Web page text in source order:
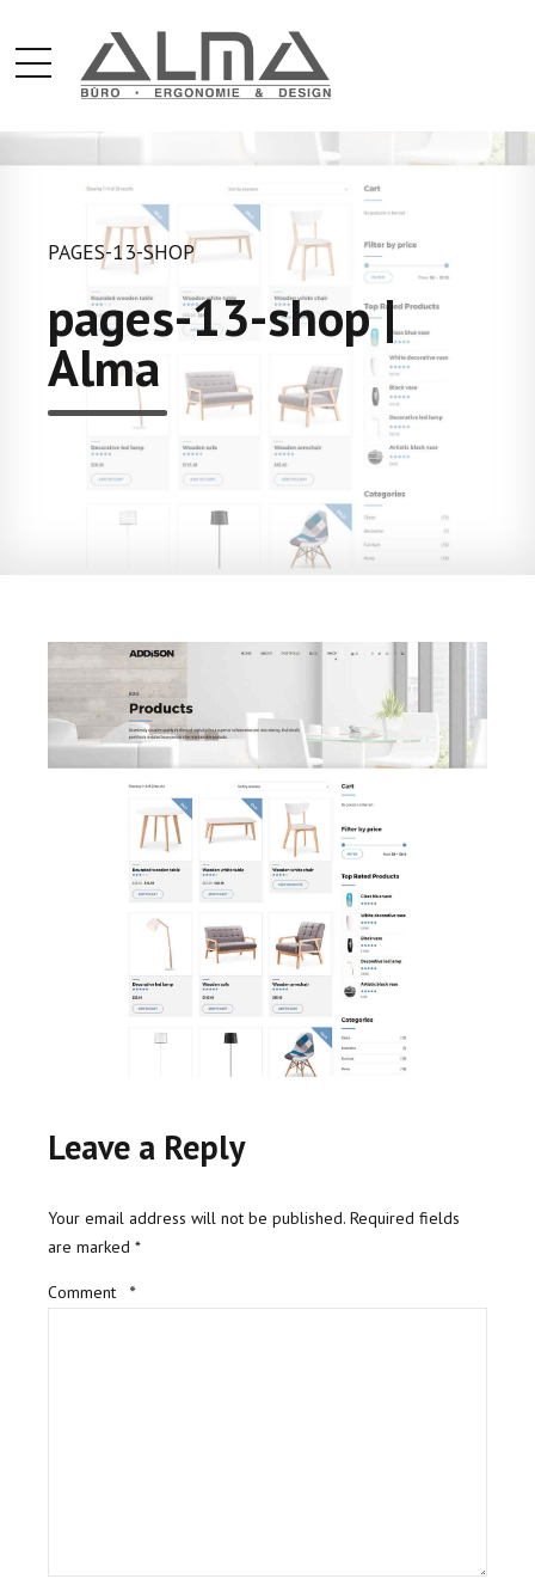
PAGES-13-SHOP
pages-13-shop |
Alma
Leave a Reply
Your email address will not be published. Required fields
are marked *
Comment *